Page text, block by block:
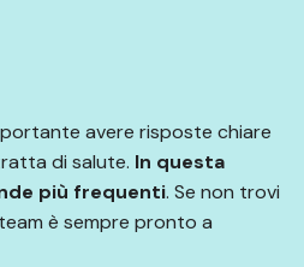
avere risposte chiare
di salute. In questa
più frequenti. Se non trovi
è sempre pronto a